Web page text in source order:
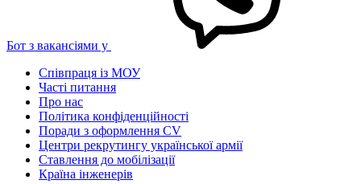
Бот з вакансіями у
Співпраця із МОУ
Часті питання
Про нас
Політика конфіденційності
Поради з оформлення CV
Центри рекрутингу української армії
Ставлення до мобілізації
Країна інженерів